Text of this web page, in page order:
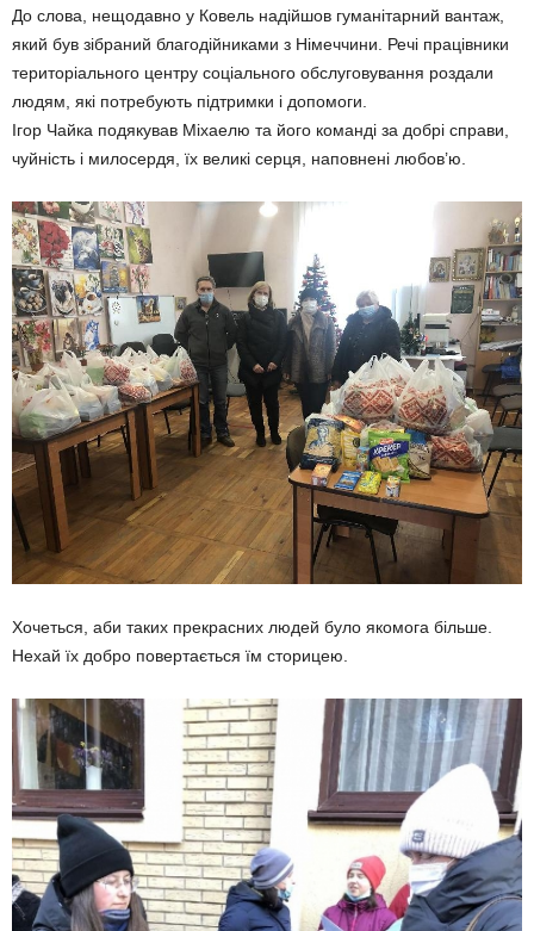
До слова, нещодавно у Ковель надійшов гуманітарний вантаж,
який був зібраний благодійниками з Німеччини. Речі працівники
територіального центру соціального обслуговування роздали
людям, які потребують підтримки і допомоги.
Ігор Чайка подякував Міхаелю та його команді за добрі справи,
чуйність і милосердя, їх великі серця, наповнені любов’ю.
Хочеться, аби таких прекрасних людей було якомога більше.
Нехай їх добро повертається їм сторицею.